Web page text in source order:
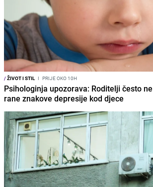
/ŽIVOT I STIL I PRIJE OKO 10H
Psihologinja upozorava: Roditelji često
rane znakove depresije kod djece